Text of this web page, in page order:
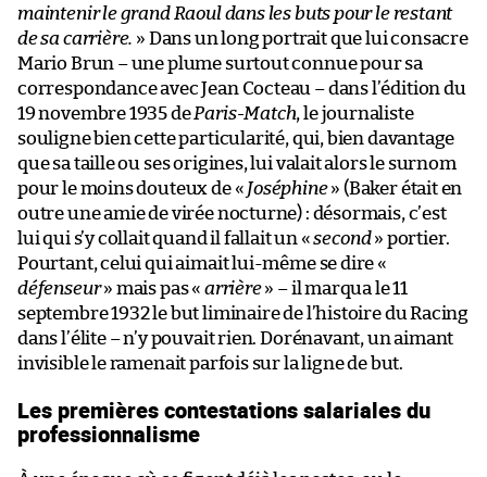
maintenir le grand Raoul dans les buts pour le restant
de sa carrière. » Dans un long portrait que lui consacre
Mario Brun – une plume surtout connue pour sa
correspondance avec Jean Cocteau – dans l’édition du
19 novembre 1935 deParis-Match, le journaliste
souligne bien cette particularité, qui, bien davantage
que sa taille ou ses origines, lui valait alors le surnom
pour le moins douteux de « Joséphine» (Baker était en
outre une amie de virée nocturne) : désormais, c’est
lui qui s’y collait quand il fallait un «second» portier.
Pourtant, celui qui aimait lui-même se dire «
défenseur» mais pas « arrière» – il marqua le 11
septembre 1932 le but liminaire de l’histoire du Racing
dans l’élite – n’y pouvait rien. Dorénavant, un aimant
invisible le ramenait parfois sur la ligne de but.
Les premières contestations salariales du
professionnalisme